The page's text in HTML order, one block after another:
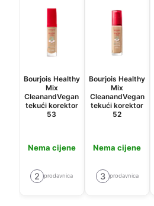
Bourjois Healthy
Mix
CleanandVegan
tekući korektor
53
Nema cijene
2 prodavnica
Bourjois Healthy
Mix
CleanandVegan
tekući korektor
52
Nema cijene
3 prodavnica